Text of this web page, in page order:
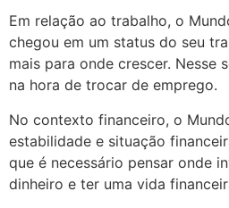
Em relação ao trabalho, o
chegou em um status do seu
mais para onde crescer. Nesse
na hora de trocar de emprego.
No contexto financeiro, o
estabilidade e situação
que é necessário pensar onde
dinheiro e ter uma vida